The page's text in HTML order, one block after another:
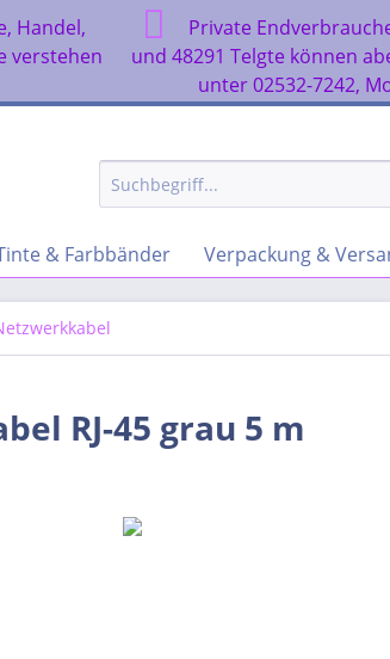
Handel,
verstehen
Private
und 48291 Telgte können
unter 02532-7242,
& Farbbänder Verpackung &
RJ-45 grau 5 m